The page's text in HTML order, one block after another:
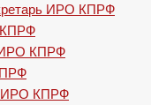
ИРО КПРФ
ИРО КПРФ
ИРО КПРФ